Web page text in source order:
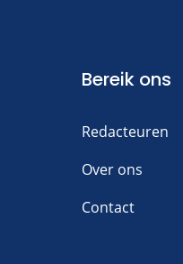
Bereik ons
Redacteuren
Over ons
Contact